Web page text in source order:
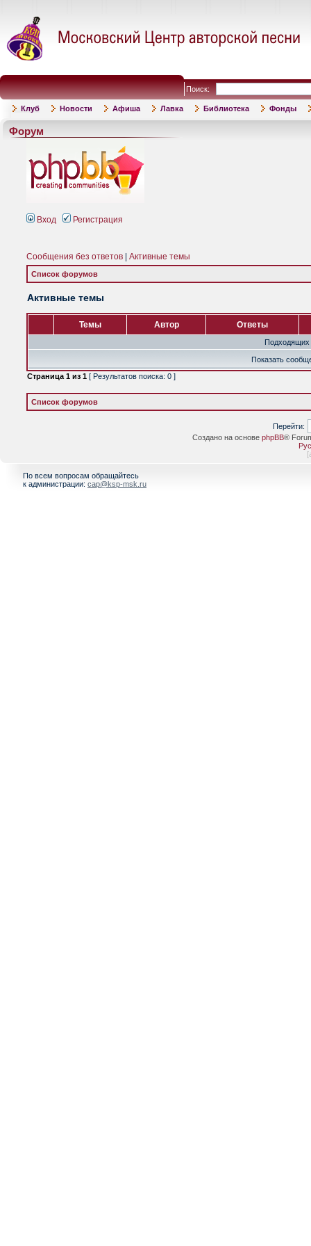
Поиск:
Клуб Новости Афиша Лавка Библиотека Фонды
Форум
Вход Регистрация
Сообщения без ответов Активные темы
Список форумов
Активные темы
Темы Автор Ответы
Подходящих
Показать
Страница 1 из 1 [ Результатов поиска: 0 ]
Список форумов
Перейти:
Создано на основе phpBB®
[
По всем вопросам обращайтесь
к администрации: cap@ksp-msk.ru